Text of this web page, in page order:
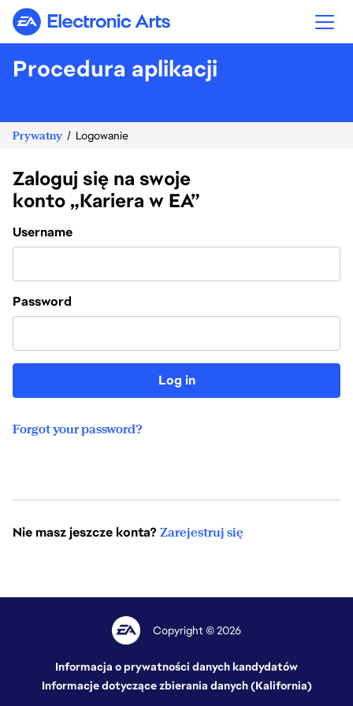
Electronic Arts
Procedura aplikacji
Prywatny Logowanie
Zaloguj się na swoje
konto „Kariera w EA”
Login
Username
Password
Log in
Forgot your password?
Nie masz jeszcze konta? Zarejestruj się
Copyright © 2026
Informacja o prywatności danych kandydatów
Informacje dotyczące zbierania danych (Kalifornia)